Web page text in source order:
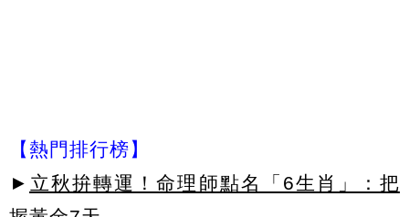
【熱門排行榜】
► 立秋拚轉運！命理師點名「6生肖」：把